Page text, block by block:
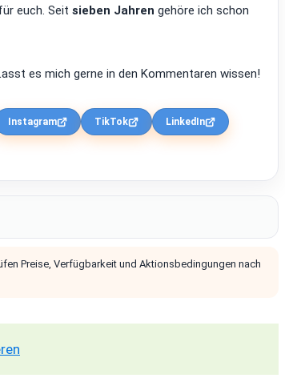
euch. Seit sieben Jahren gehöre ich schon
es mich gerne in den Kommentaren wissen!
Instagram TikTok LinkedIn
Preise, Verfügbarkeit und Aktionsbedingungen nach